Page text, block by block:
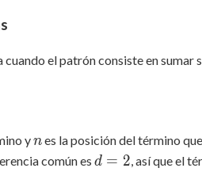
el patrón consiste en sumar
yn
nes la posición del término
común es d
d = 2 , así que el